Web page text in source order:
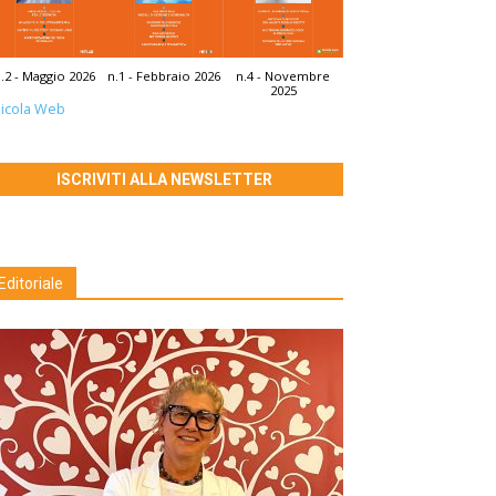
- Maggio 2026 n.1 - Febbraio 2026
n.4 - Novembre
2025
Web
ISCRIVITI ALLA NEWSLETTER